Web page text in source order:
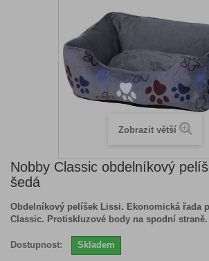
Zobrazit větší
Nobby Classic obdelníkový
šedá
Obdelníkový pelíšek Lissi. Ekonomická řada
Classic. Protiskluzové body na spodní straně.
Dostupnost: Skladem